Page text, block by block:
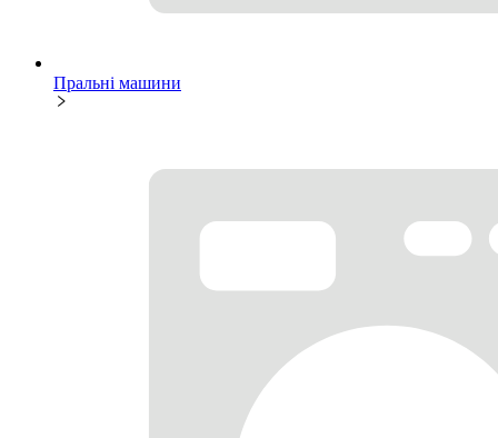
Пральні машини